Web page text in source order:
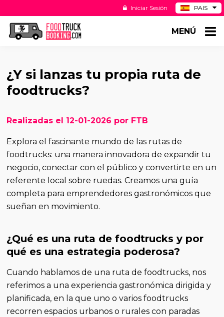
PAIS
DE
Iniciar Sesión
MENÚ
¿Y si lanzas tu propia ruta de
foodtrucks?
Realizadas el 12-01-2026 por FTB
Explora el fascinante mundo de las rutas de
foodtrucks: una manera innovadora de expandir tu
negocio, conectar con el público y convertirte en un
referente local sobre ruedas. Creamos una guía
completa para emprendedores gastronómicos que
sueñan en movimiento.
¿Qué es una ruta de foodtrucks y por
qué es una estrategia poderosa?
Cuando hablamos de una ruta de foodtrucks, nos
referimos a una experiencia gastronómica dirigida y
planificada, en la que uno o varios foodtrucks
recorren espacios urbanos o rurales con paradas